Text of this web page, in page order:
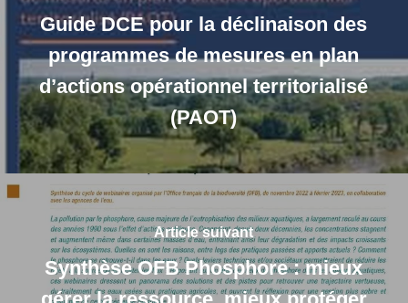
Guide DCE pour la déclinaison des
programmes de mesures en plan
d’actions opérationnel territorialisé
(PAOT)
Article suivant
Synthèse OFB Phosphore : mieux